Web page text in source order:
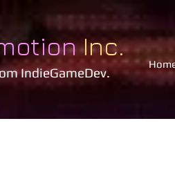
Inc.
IndieGameDev.